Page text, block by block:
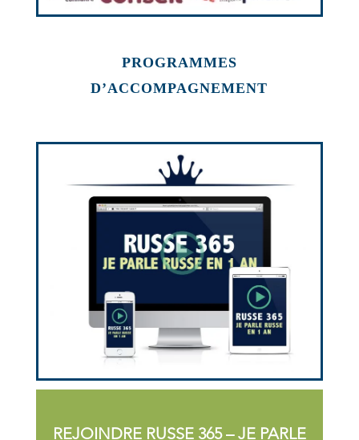
PROGRAMMES
D’ACCOMPAGNEMENT
REJOINDRE RUSSE 365 – JE PARLE